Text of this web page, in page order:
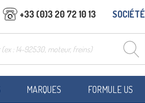
+33 (0)3 20 72 10 13 SOCIÉTÉ
MARQUES FORMULE US